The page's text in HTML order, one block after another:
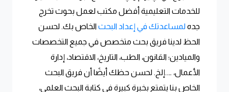
للخدمات التعليمية أفضل مكتب لعمل بحوث تخرج
جدهلمساعدتك في إعداد البحثالخاص بك. لحسن
الحظ لدينا فريق بحث متخصص في جميع التخصصات
والميادين؛ القانون، الطب، التاريخ، الاقتصاد، إدارة
الأعمال، …..إلخ. لحسن حظك أيضًا أن فريق البحث
الخاص بنا يتمتع بخبرة كبيرة في كتابة البحث العلمي،